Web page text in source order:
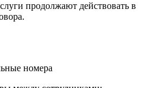
продолжают действовать в
номера